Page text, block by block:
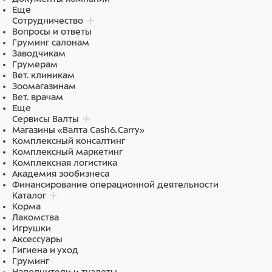
Еще
Сотрудничество
Вопросы и ответы
Груминг салонам
Заводчикам
Грумерам
Вет. клиникам
Зоомагазинам
Вет. врачам
Еще
Сервисы Валты
Магазины «Валта Cash&Carry»
Комплексный консалтинг
Комплексный маркетинг
Комплексная логистика
Академия зообизнеса
Финансирование операционной деятельности
Каталог
Корма
Лакомства
Игрушки
Аксессуары
Гигиена и уход
Груминг